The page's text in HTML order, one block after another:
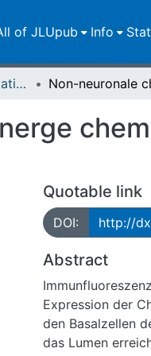
of JLUpub Info
Dissertationen/Habilitationen
Quotable link
DOI: http://
Abstract
Expression der
den Basalzellen
das Lumen